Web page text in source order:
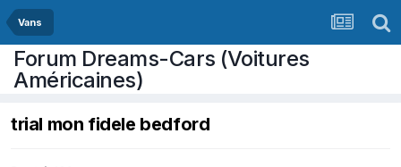
Vans
Forum Dreams-Cars (Voitures
Américaines)
trial mon fidele bedford